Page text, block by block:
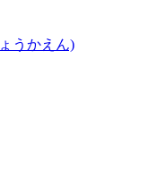
うかえん)